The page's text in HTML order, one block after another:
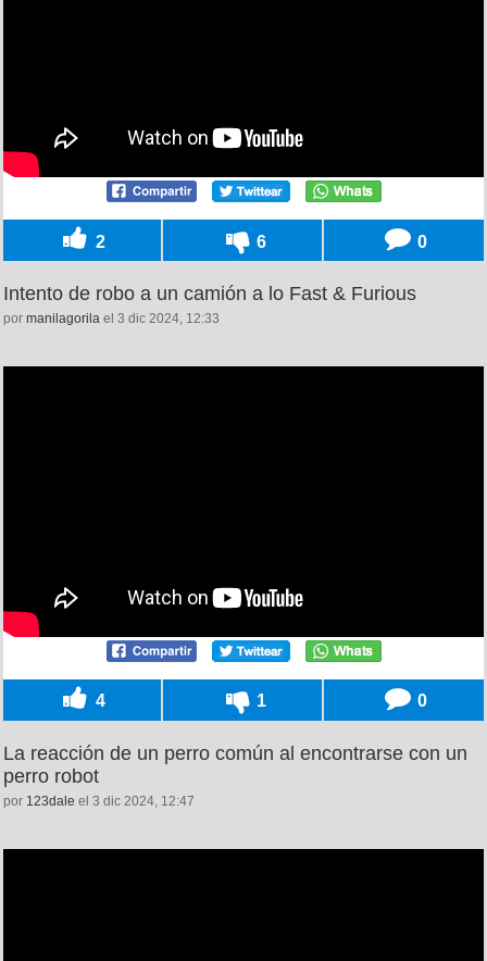
2 6 0
Intento de robo a un camión a lo Fast & Furious
por manilagorila el 3 dic 2024, 12:33
4 1 0
La reacción de un perro común al encontrarse con un
perro robot
por 123dale el 3 dic 2024, 12:47